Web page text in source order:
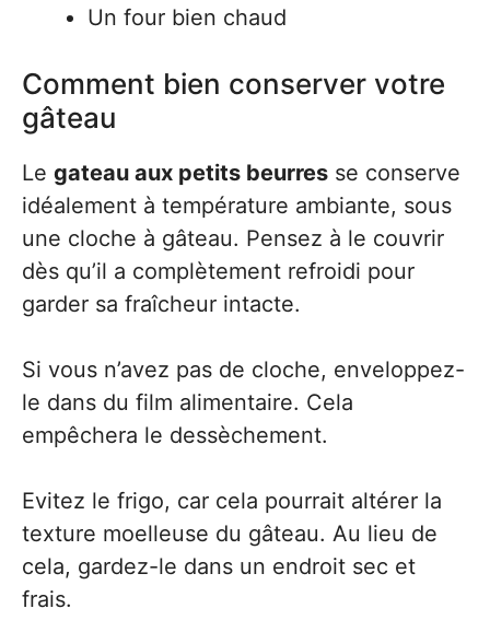
Un four bien chaud
Comment bien conserver votre
gâteau
Le gateau aux petits beurres se conserve
idéalement à température ambiante, sous
une cloche à gâteau. Pensez à le couvrir
dès qu’il a complètement refroidi pour
garder sa fraîcheur intacte.
Si vous n’avez pas de cloche, enveloppez-
le dans du film alimentaire. Cela
empêchera le dessèchement.
Evitez le frigo, car cela pourrait altérer la
texture moelleuse du gâteau. Au lieu de
cela, gardez-le dans un endroit sec et
frais.